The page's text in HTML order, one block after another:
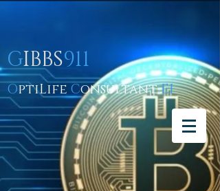
GIBBS911
OptiLifeConsultantEI